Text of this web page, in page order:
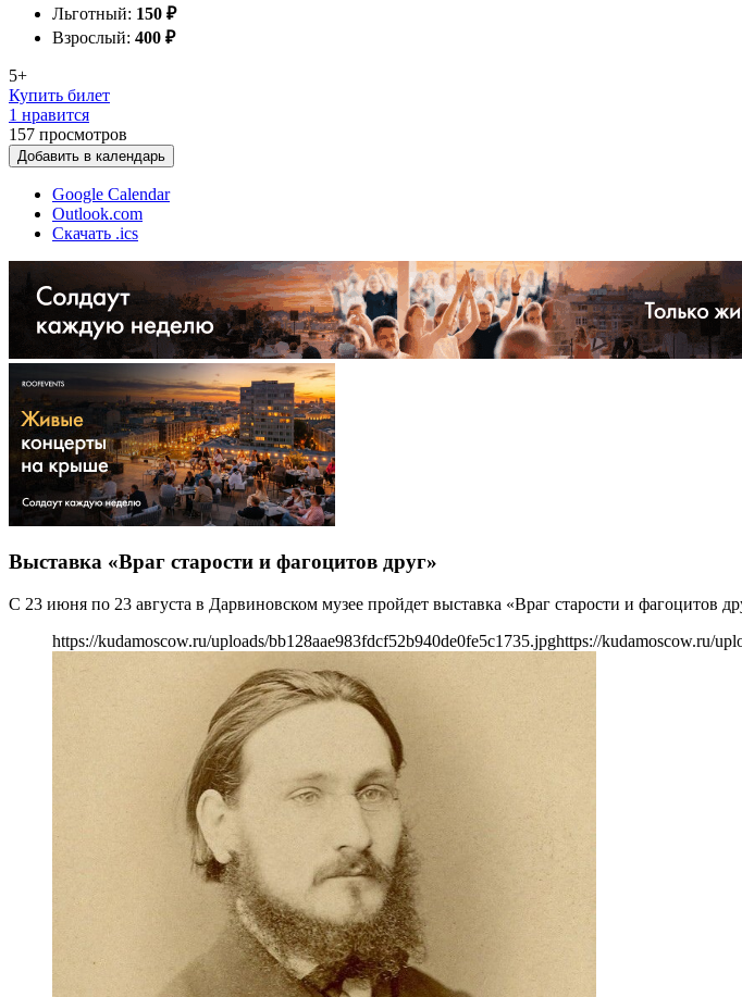
Льготный: 150 ₽
Взрослый: 400 ₽
5+
Купить билет
1 нравится
157 просмотров
Добавить в календарь
Google Calendar
Outlook.com
Скачать .ics
Выставка «Враг старости и фагоцитов друг»
С 23 июня по 23 августа в Дарвиновском музее пройдет выставка «Враг старости и
https://kudamoscow.ru/uploads/bb128aae983fdcf52b940de0fe5c1735.jpghttps://kudamoscow.ru/